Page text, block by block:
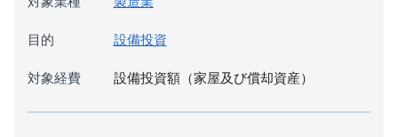
目的 設備投資
対象経費 設備投資額（家屋及び償却資産）